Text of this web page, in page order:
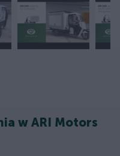
w ARI Motors